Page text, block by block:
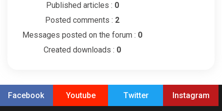
Published articles : 0
Posted comments : 2
Messages posted on the forum : 0
Created downloads : 0
Facebook Youtube Twitter Instagram